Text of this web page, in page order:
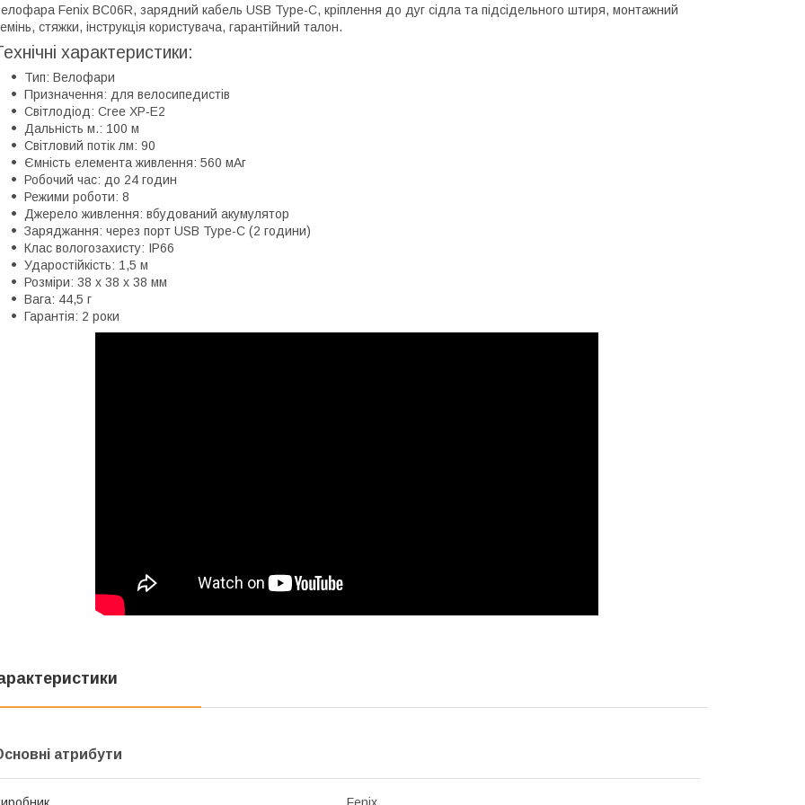
Fenix BC06R, зарядний кабель USB Type-C, кріплення до дуг сідла та підсідельного штиря, монтажний
стяжки, інструкція користувача, гарантійний талон.
характеристики:
Тип: Велофари
Призначення: для велосипедистів
Світлодіод: Cree XP-E2
Дальність м.: 100 м
Світловий потік лм: 90
Ємність елемента живлення: 560 мАг
Робочий час: до 24 годин
Режими роботи: 8
Джерело живлення: вбудований акумулятор
Заряджання: через порт USB Type-C (2 години)
Клас вологозахисту: IP66
Ударостійкість: 1,5 м
Розміри: 38 х 38 х 38 мм
Вага: 44,5 г
Гарантія: 2 роки
атрибути